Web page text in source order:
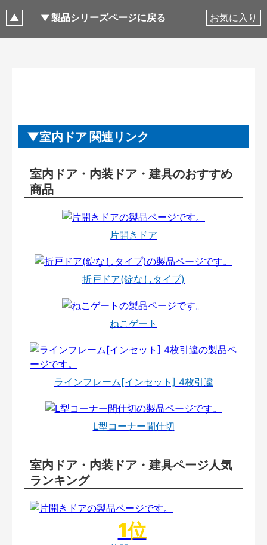
製品シリーズページに戻る お気に入り
室内ドア 関連リンク
室内ドア・内装ドア・建具のおすすめ
商品
片開きドア
折戸ドア(錠なしタイプ)
ねこゲート
ラインフレーム[インセット] 4枚引違
L型コーナー間仕切
室内ドア・内装ドア・建具ページ人気
ランキング